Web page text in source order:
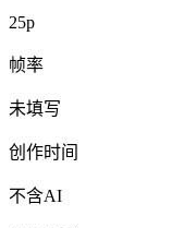
25p
帧率
未填写
创作时间
不含AI